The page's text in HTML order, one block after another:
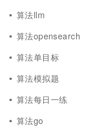
算法llm
算法opensearch
算法单目标
算法模拟题
算法每日一练
算法go